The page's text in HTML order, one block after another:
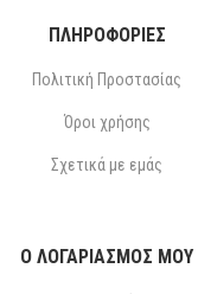
ΠΛΗΡΟΦΟΡΙΕΣ
Πολιτική Προστασίας
Όροι χρήσης
Σχετικά με εμάς
Ο ΛΟΓΑΡΙΑΣΜΌΣ ΜΟΥ